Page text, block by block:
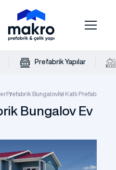
Prefabrik Yapılar
Prefabrik Bungalovİki Katlı Prefabrik
Bungalov Ev